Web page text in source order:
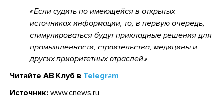
Если судить по имеющейся в открытых
источниках информации, то, в первую очередь,
стимулироваться будут прикладные решения для
промышленности, строительства, медицины и
других приоритетных отраслей
Читайте АВ Клуб в Telegram
Источник: www.cnews.ru